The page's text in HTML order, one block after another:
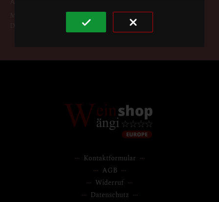
Mit der Anmeldung zum Newsletter akzeptieren Sie die
Datenschutzbestimmungen.
Kontaktformular
AGB
Widerruf
Datenschutz